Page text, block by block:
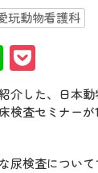
玩動物看護科
Line
介した、日本
検査セミナーが
尿検査について